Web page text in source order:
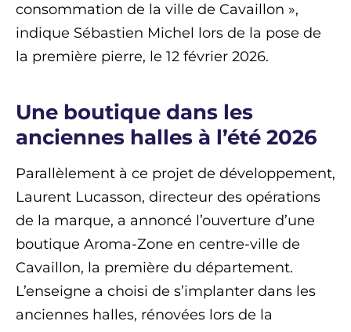
consommation de la ville de Cavaillon »,
indique Sébastien Michel lors de la pose de
la première pierre, le 12 février 2026.
Une boutique dans les
anciennes halles à l’été 2026
Parallèlement à ce projet de développement,
Laurent Lucasson, directeur des opérations
de la marque, a annoncé l’ouverture d’une
boutique Aroma-Zone en centre-ville de
Cavaillon, la première du département.
L’enseigne a choisi de s’implanter dans les
anciennes halles, rénovées lors de la